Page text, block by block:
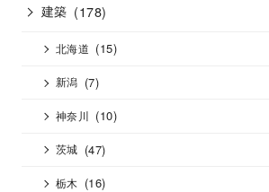
建築 (178)
北海道 (15)
新潟 (7)
神奈川 (10)
茨城 (47)
栃木 (16)